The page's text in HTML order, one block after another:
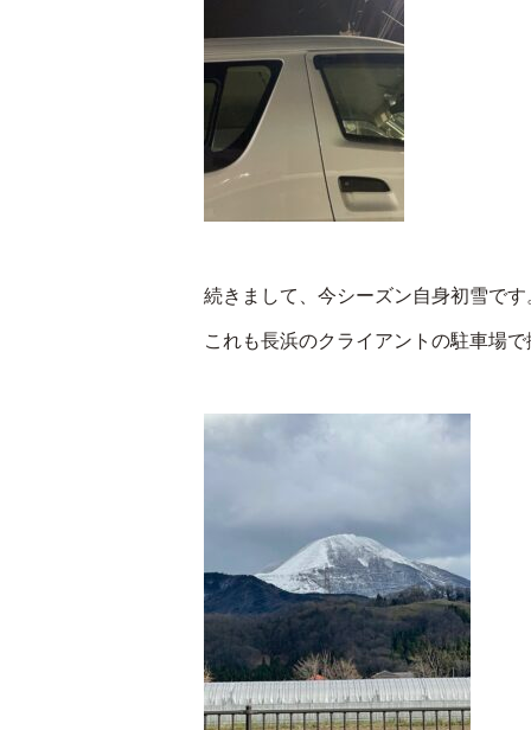
続きまして、今シーズン自身初雪です
これも長浜のクライアントの駐車場で